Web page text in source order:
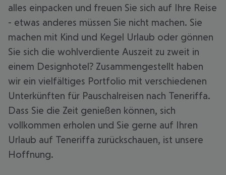
alles einpacken und freuen Sie sich auf Ihre Reise
- etwas anderes müssen Sie nicht machen. Sie
machen mit Kind und Kegel Urlaub oder gönnen
Sie sich die wohlverdiente Auszeit zu zweit in
einem Designhotel? Zusammengestellt haben
wir ein vielfältiges Portfolio mit verschiedenen
Unterkünften für Pauschalreisen nach Teneriffa.
Dass Sie die Zeit genießen können, sich
vollkommen erholen und Sie gerne auf Ihren
Urlaub auf Teneriffa zurückschauen, ist unsere
Hoffnung.